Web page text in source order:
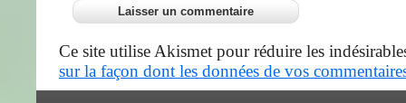
Ce site utilise Akismet pour réduire les
sur la façon dont les données de vos